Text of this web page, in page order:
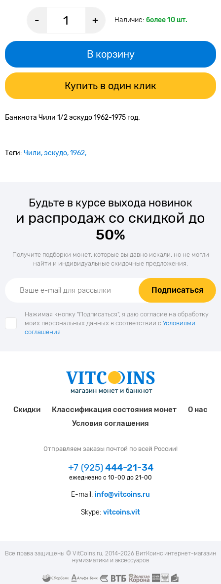
- + Наличие: более 10 шт.
В корзину
Купить в один клик
Банкнота Чили 1/2 эскудо 1962-1975 год.
Теги: Чили эскудо 1962
Будьте в курсе выхода новинок
и распродаж со скидкой до
50%
Получите подборки монет, которые вы давно искали, но не могли
найти и индивидуальные скидочные предложения.
Подписаться
Нажимая кнопку "Подписаться", я даю согласие на обработку
моих персональных данных в соответствии с Условиями
соглашения
Скидки Классификация состояния монет
О нас
Условия соглашения
Отправляем заказы почтой по всей России!
+7 (925)444-21-34
ежедневно с 10-00 до 21-00
E-mail: info@vitcoins.ru
Skype: vitcoins.vit
Все права защищены © VitCoins.ru, 2014-2026 ВитКоинс интернет-магазин
нумизматики и аксессуаров